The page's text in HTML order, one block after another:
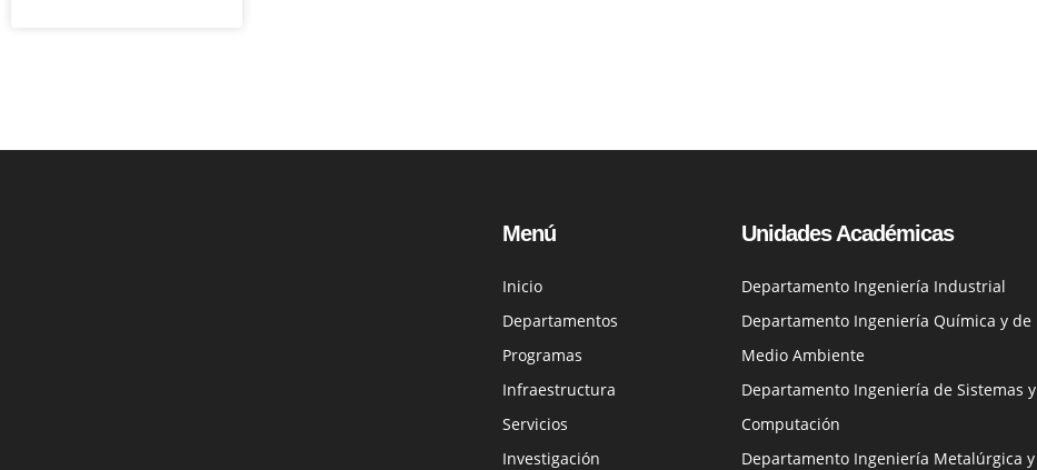
Menú
Inicio
Departamentos
Programas
Infraestructura
Servicios
Investigación
Unidades Académicas
Departamento Ingeniería Industrial
Departamento Ingeniería Química y de
Medio Ambiente
Departamento Ingeniería de Sistemas y
Computación
Departamento Ingeniería Metalúrgica y